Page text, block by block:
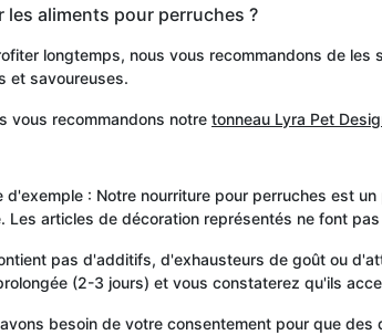
les aliments pour perruches ?
longtemps, nous vous recommandons de
et savoureuses.
vous recommandons notre tonneau Lyra Pet
: Notre nourriture pour perruches est
Les articles de décoration représentés ne font
pas d'additifs, d'exhausteurs de goût ou
(2-3 jours) et vous constaterez qu'ils
besoin de votre consentement pour que